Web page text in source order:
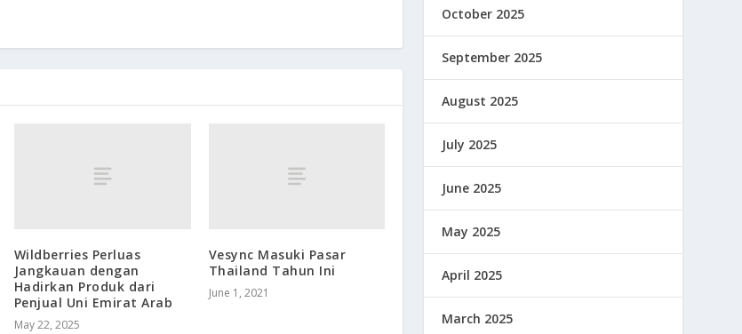
Wildberries Perluas
Jangkauan dengan
Hadirkan Produk dari
Penjual Uni Emirat Arab
May 22, 2025
Vesync Masuki Pasar
Thailand Tahun Ini
June 1, 2021
October 2025
September 2025
August 2025
July 2025
June 2025
May 2025
April 2025
March 2025